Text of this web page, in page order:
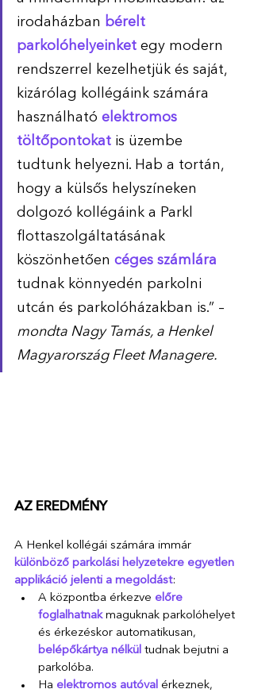
irodaházban bérelt
parkolóhelyeinket egy modern
rendszerrel kezelhetjük és saját,
kizárólag kollégáink számára
használható elektromos
töltőpontokat is üzembe
tudtunk helyezni. Hab a tortán,
hogy a külsős helyszíneken
dolgozó kollégáink a Parkl
flottaszolgáltatásának
köszönhetően céges számlára
tudnak könnyedén parkolni
utcán és parkolóházakban is.” –
mondta Nagy Tamás, a Henkel
Magyarország Fleet Managere.
AZ EREDMÉNY
A Henkel kollégái számára immár
különböző parkolási helyzetekre egyetlen
applikáció jelenti a megoldást:
A központba érkezve előre
foglalhatnak maguknak parkolóhelyet
és érkezéskor automatikusan,
belépőkártya nélkül tudnak bejutni a
parkolóba.
Ha elektromos autóval érkeznek,